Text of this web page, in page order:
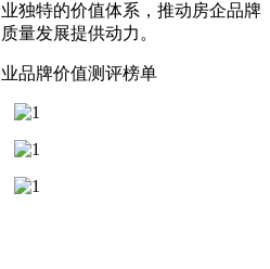
独特的价值体系，推动房企品牌
量发展提供动力。
品牌价值测评榜单